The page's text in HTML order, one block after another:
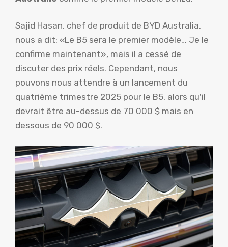
Sajid Hasan, chef de produit de BYD Australia,
nous a dit: «Le B5 sera le premier modèle… Je le
confirme maintenant», mais il a cessé de
discuter des prix réels. Cependant, nous
pouvons nous attendre à un lancement du
quatrième trimestre 2025 pour le B5, alors qu'il
devrait être au-dessus de 70 000 $ mais en
dessous de 90 000 $.